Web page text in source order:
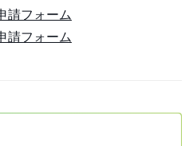
請フォーム
請フォーム